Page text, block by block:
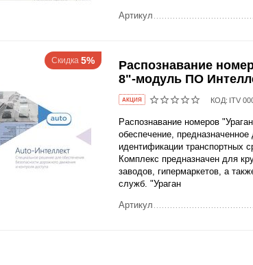
Артикул
Скидка 5%
Распознавание
8"-модуль ПО
AКЦИЯ КОД: ITV
Распознавание номеров
обеспечение,
идентификации транспортных
Комплекс предназначен для
заводов, гипермаркетов, а
служб. "Ураган
Артикул